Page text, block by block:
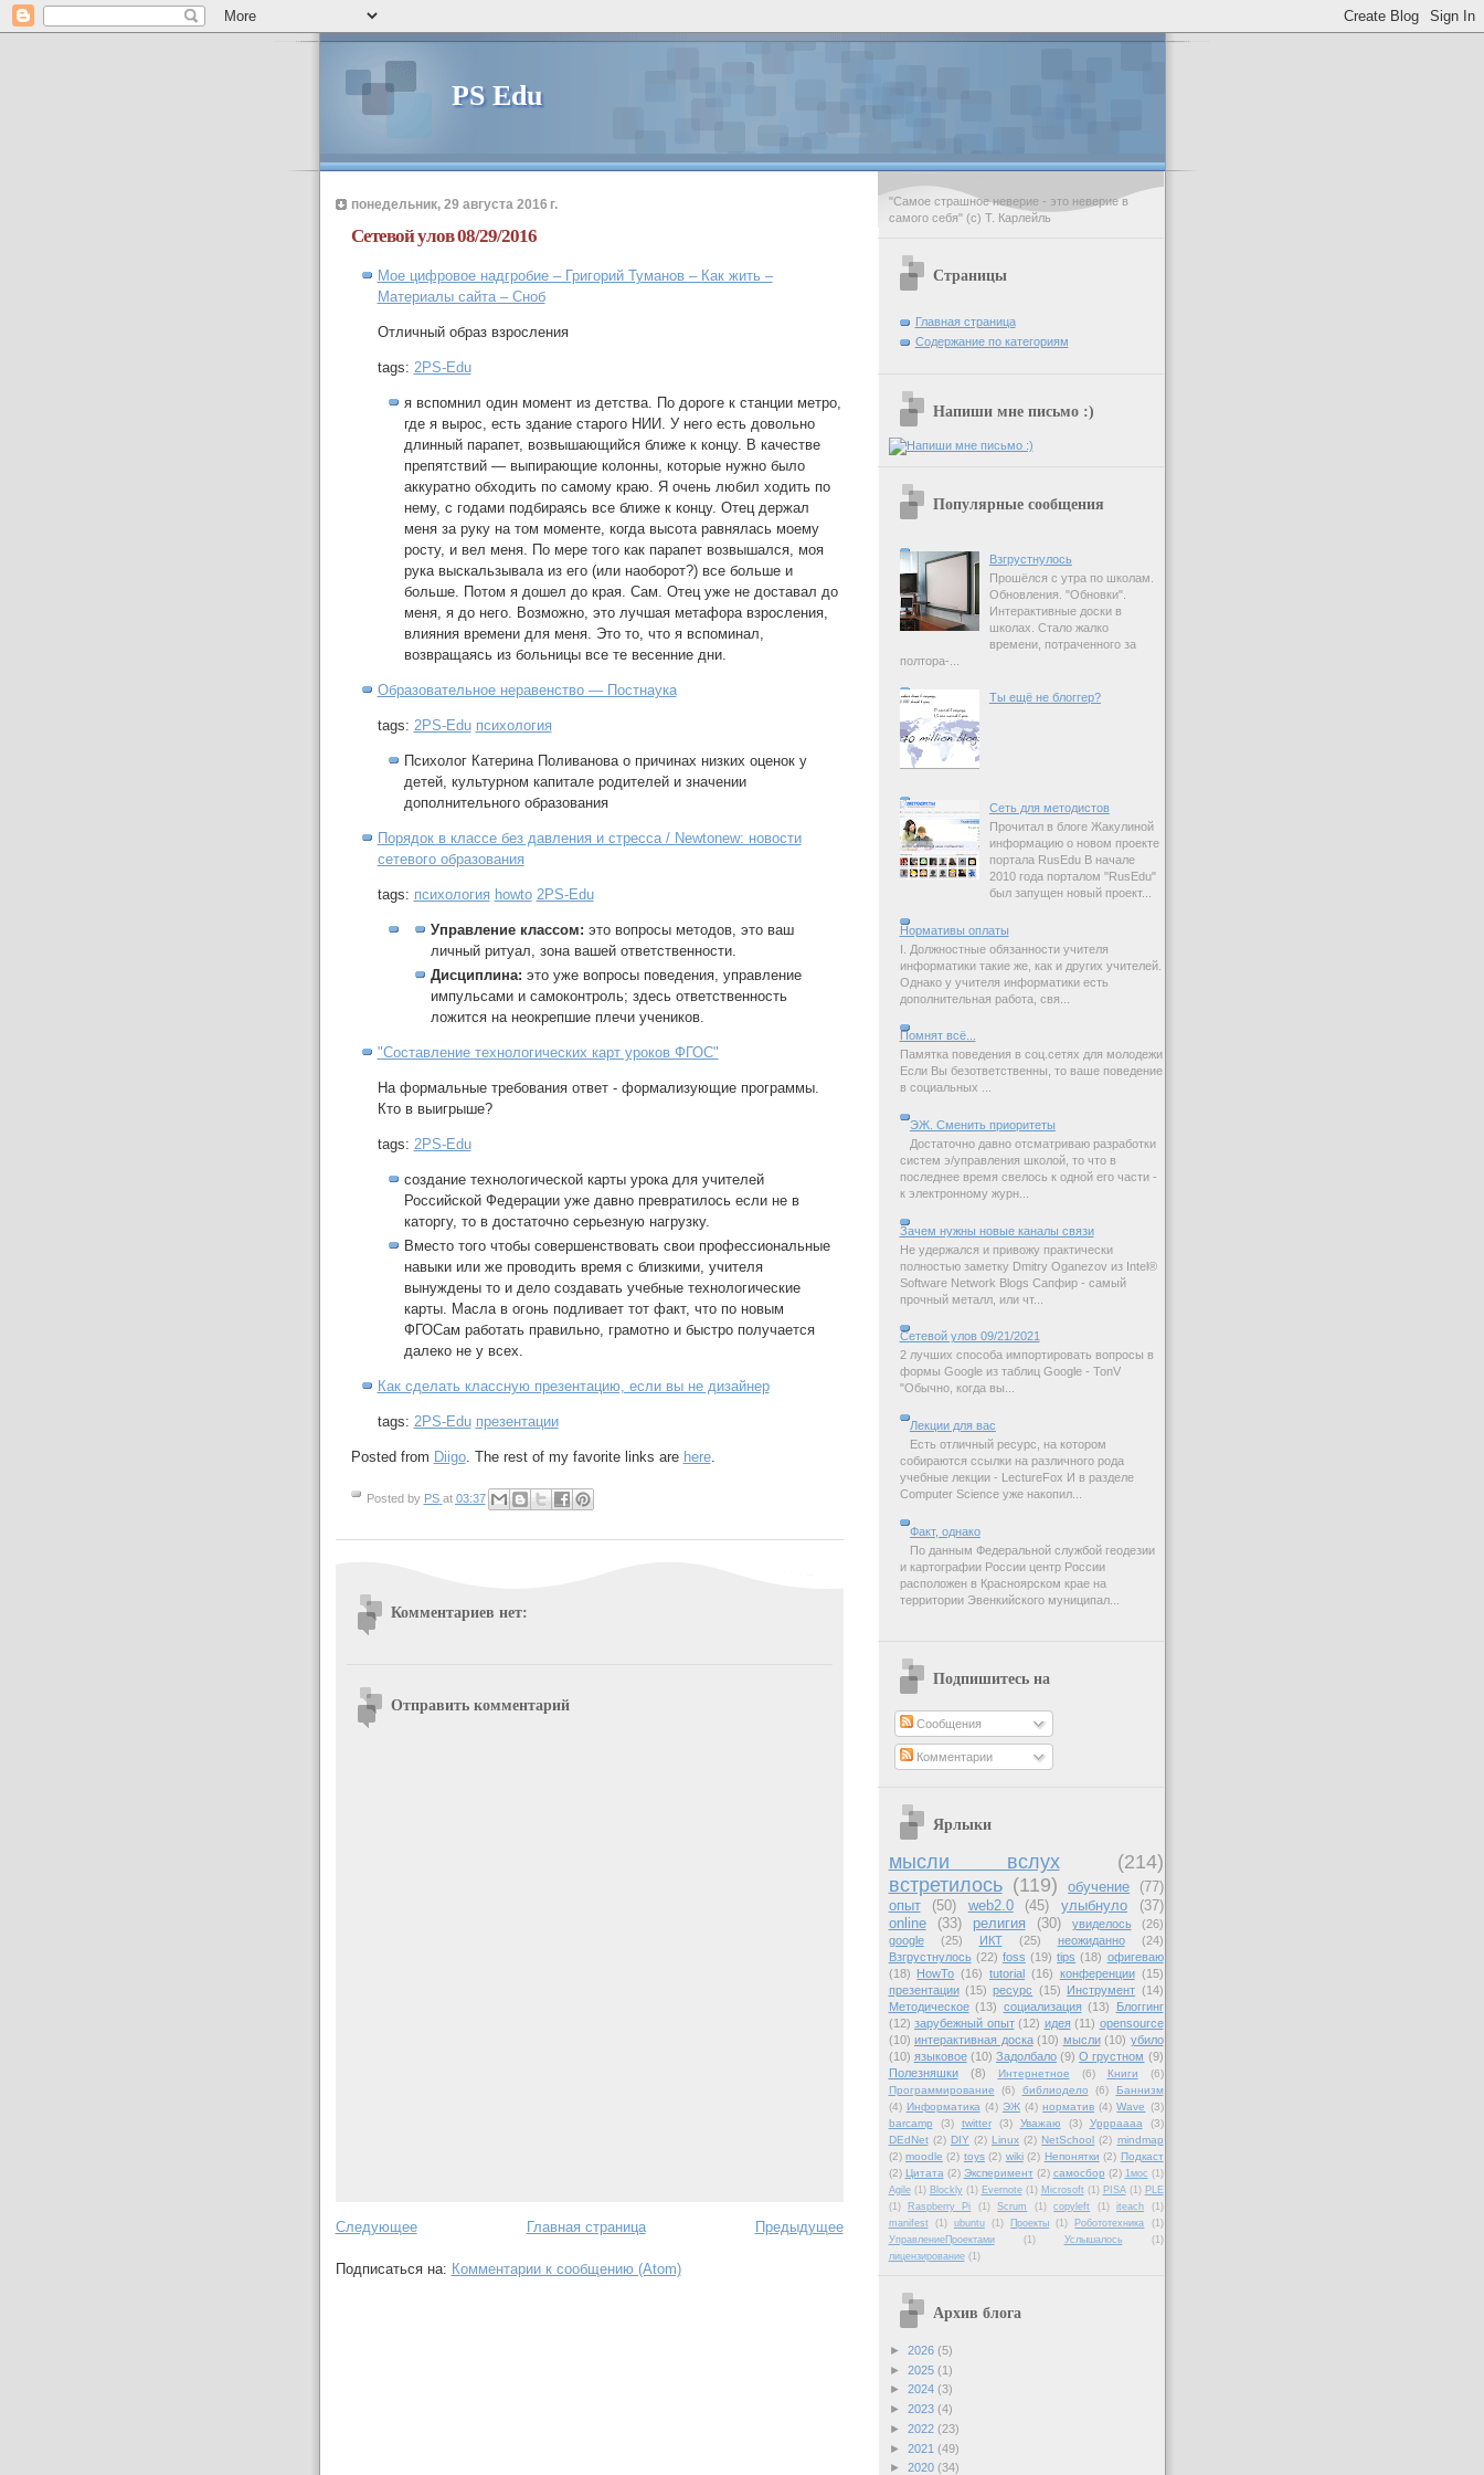
PS Edu
понедельник, 29 августа 2016 г.
Сетевой улов 08/29/2016
Мое цифровое надгробие – Григорий Туманов – Как жить –
Материалы сайта – Сноб
Отличный образ взросления
tags: 2PS-Edu
я вспомнил один момент из детства. По дороге к станции метро,
где я вырос, есть здание старого НИИ. У него есть довольно
длинный парапет, возвышающийся ближе к концу. В качестве
препятствий — выпирающие колонны, которые нужно было
аккуратно обходить по самому краю. Я очень любил ходить по
нему, с годами подбираясь все ближе к концу. Отец держал
меня за руку на том моменте, когда высота равнялась моему
росту, и вел меня. По мере того как парапет возвышался, моя
рука выскальзывала из его (или наоборот?) все больше и
больше. Потом я дошел до края. Сам. Отец уже не доставал до
меня, я до него. Возможно, это лучшая метафора взросления,
влияния времени для меня. Это то, что я вспоминал,
возвращаясь из больницы все те весенние дни.
Образовательное неравенство — Постнаука
tags: 2PS-Edu психология
Психолог Катерина Поливанова о причинах низких оценок у
детей, культурном капитале родителей и значении
дополнительного образования
Порядок в классе без давления и стресса / Newtonew: новости
сетевого образования
tags: психология howto 2PS-Edu
Управление классом: это вопросы методов, это ваш
личный ритуал, зона вашей ответственности.
Дисциплина: это уже вопросы поведения, управление
импульсами и самоконтроль; здесь ответственность
ложится на неокрепшие плечи учеников.
"Составление технологических карт уроков ФГОС"
На формальные требования ответ - формализующие программы.
Кто в выигрыше?
tags: 2PS-Edu
создание технологической карты урока для учителей
Российской Федерации уже давно превратилось если не в
каторгу, то в достаточно серьезную нагрузку.
Вместо того чтобы совершенствовать свои профессиональные
навыки или же проводить время с близкими, учителя
вынуждены то и дело создавать учебные технологические
карты. Масла в огонь подливает тот факт, что по новым
ФГОСам работать правильно, грамотно и быстро получается
далеко не у всех.
Как сделать классную презентацию, если вы не дизайнер
tags: 2PS-Edu презентации
Posted from Diigo. The rest of my favorite links are here.
Posted by PS at 03:37
Комментариев нет:
Отправить комментарий
Следующее Предыдущее
Главная страница
Подписаться на: Комментарии к сообщению (Atom)
"Самое страшное неверие - это неверие в
самого себя" (с) Т. Карлейль
Страницы
Главная страница
Содержание по категориям
Напиши мне письмо :)
Популярные сообщения
Взгрустнулось
Прошёлся с утра по школам.
Обновления. "Обновки".
Интерактивные доски в
школах. Стало жалко
времени, потраченного за
полтора-...
Ты ещё не блоггер?
Сеть для методистов
Прочитал в блоге Жакулиной
информацию о новом проекте
портала RusEdu В начале
2010 года порталом "RusEdu"
был запущен новый проект...
Нормативы оплаты
I. Должностные обязанности учителя
информатики такие же, как и других учителей.
Однако у учителя информатики есть
дополнительная работа, свя...
Помнят всё...
Памятка поведения в соц.сетях для молодежи
Если Вы безответственны, то ваше поведение
в социальных ...
ЭЖ. Сменить приоритеты
Достаточно давно отсматриваю разработки
систем э/управления школой, то что в
последнее время свелось к одной его части -
к электронному журн...
Зачем нужны новые каналы связи
Не удержался и привожу практически
полностью заметку Dmitry Oganezov из Intel®
Software Network Blogs Сапфир - самый
прочный металл, или чт...
Сетевой улов 09/21/2021
2 лучших способа импортировать вопросы в
формы Google из таблиц Google - TonV
"Обычно, когда вы...
Лекции для вас
Есть отличный ресурс, на котором
собираются ссылки на различного рода
учебные лекции - LectureFox И в разделе
Computer Science уже накопил...
Факт, однако
По данным Федеральной службой геодезии
и картографии России центр России
расположен в Красноярском крае на
территории Эвенкийского муниципал...
Подпишитесь на
Сообщения
Комментарии
Ярлыки
мысли вслух
(214)
встретилось (119) обучение
(77)
опыт
(50) web2.0 (45) улыбнуло
(37)
online
(33) религия (30) увиделось
(26)
google
(25) ИКТ (25) неожиданно
(24)
Взгрустнулось (22) foss (19) tips (18) офигеваю
(18) HowTo (16) tutorial (16) конференции (15)
презентации (15) ресурс (15) Инструмент (14)
Методическое (13) социализация (13)
Блоггинг
(12) зарубежный опыт (12) идея (11) opensource
(10) интерактивная доска (10) мысли (10) убило
(10) языковое (10) Задолбало (9) О грустном (9)
Полезняшки
(8) Интернетное (6) Книги
(6)
Программирование
(6) библиодело (6)
Баннизм
(4) Информатика (4) ЭЖ (4) норматив (4) Wave (3)
barcamp
(3) twitter (3) Уважаю (3) Уррраааа
(3)
DEdNet (2) DIY (2) Linux (2) NetSchool (2) mindmap
(2) moodle (2) toys (2) wiki (2) Непонятки (2) Подкаст
(2) Цитата (2) Эксперимент (2) самосбор (2) 1мос (1)
Agile (1) Blockly (1) Evernote (1) Microsoft (1) PISA (1) PLE
(1)
Raspberry Pi (1) Scrum (1) copyleft (1) iteach
(1)
manifest
(1) ubuntu (1) Проекты (1) Робототехника
(1)
УправлениеПроектами
(1) Услышалось
(1)
лицензирование (1)
Архив блога
► 2026 (5)
► 2025 (1)
► 2024 (3)
► 2023 (4)
► 2022 (23)
► 2021 (49)
► 2020 (34)